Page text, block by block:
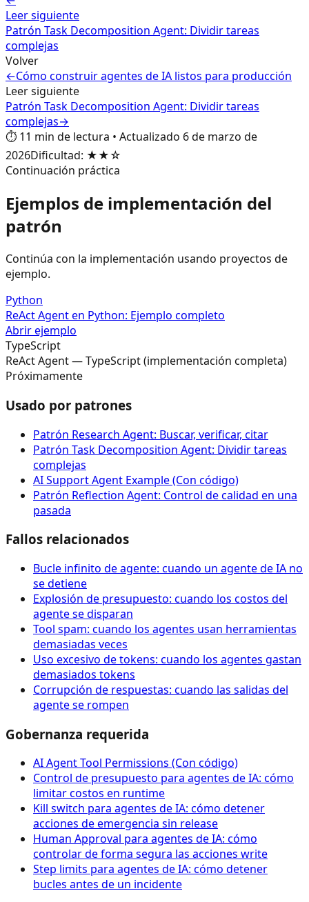
Leer siguiente
Patrón Task Decomposition Agent: Dividir tareas
complejas
Volver
←Cómo construir agentes de IA listos para producción
Leer siguiente
Patrón Task Decomposition Agent: Dividir tareas
complejas→
⏱️ 11 min de lectura • Actualizado 6 de marzo de
2026Dificultad: ★★☆
Continuación práctica
Ejemplos de implementación del
patrón
Continúa con la implementación usando proyectos de
ejemplo.
Python
ReAct Agent en Python: Ejemplo completo
Abrir ejemplo
TypeScript
ReAct Agent — TypeScript (implementación completa)
Próximamente
Usado por patrones
Patrón Research Agent: Buscar, verificar, citar
Patrón Task Decomposition Agent: Dividir tareas
complejas
AI Support Agent Example (Con código)
Patrón Reflection Agent: Control de calidad en una
pasada
Fallos relacionados
Bucle infinito de agente: cuando un agente de IA no
se detiene
Explosión de presupuesto: cuando los costos del
agente se disparan
Tool spam: cuando los agentes usan herramientas
demasiadas veces
Uso excesivo de tokens: cuando los agentes gastan
demasiados tokens
Corrupción de respuestas: cuando las salidas del
agente se rompen
Gobernanza requerida
AI Agent Tool Permissions (Con código)
Control de presupuesto para agentes de IA: cómo
limitar costos en runtime
Kill switch para agentes de IA: cómo detener
acciones de emergencia sin release
Human Approval para agentes de IA: cómo
controlar de forma segura las acciones write
Step limits para agentes de IA: cómo detener
bucles antes de un incidente